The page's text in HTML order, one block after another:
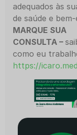
adequados às
de saúde e
MARQUE SUA
CONSULTA –
como eu
https://